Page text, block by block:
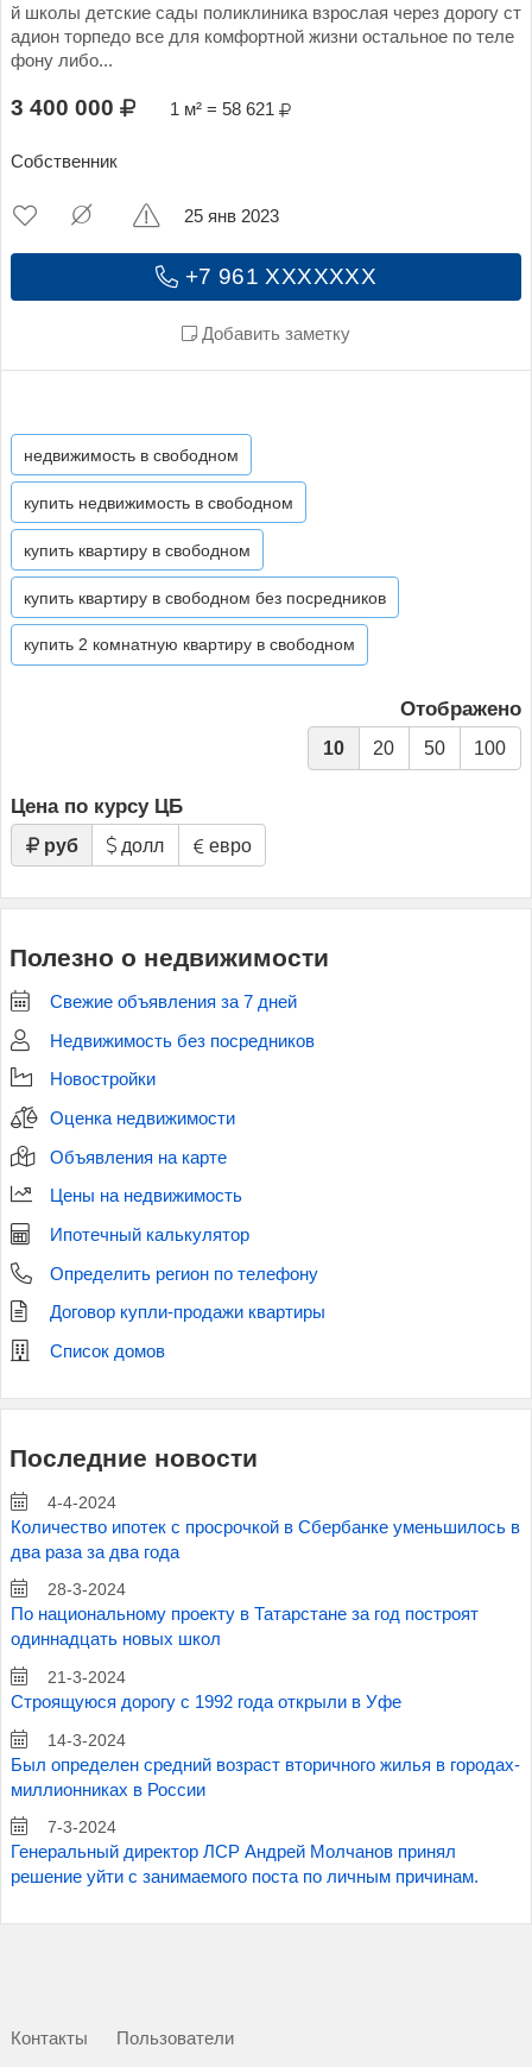
й школы детские сады поликлиника взрослая через дорогу ст
адион торпедо все для комфортной жизни остальное по теле
фону либо...
3 400 000 1 м² = 58 621
Собственник
+7 961 XXXXXXX
Добавить заметку
25 янв 2023
недвижимость в свободном
купить недвижимость в свободном
купить квартиру в свободном
купить квартиру в свободном без посредников
купить 2 комнатную квартиру в свободном
Отображено
10 20 50 100
Цена по курсу ЦБ
руб долл евро
Полезно о недвижимости
Свежие объявления за 7 дней
Недвижимость без посредников
Новостройки
Оценка недвижимости
Объявления на карте
Цены на недвижимость
Ипотечный калькулятор
Определить регион по телефону
Договор купли-продажи квартиры
Список домов
Последние новости
4-4-2024
Количество ипотек с просрочкой в Сбербанке уменьшилось в
два раза за два года
28-3-2024
По национальному проекту в Татарстане за год построят
одиннадцать новых школ
21-3-2024
Строящуюся дорогу с 1992 года открыли в Уфе
14-3-2024
Был определен средний возраст вторичного жилья в городах-
миллионниках в России
7-3-2024
Генеральный директор ЛСР Андрей Молчанов принял
решение уйти с занимаемого поста по личным причинам.
Контакты Пользователи